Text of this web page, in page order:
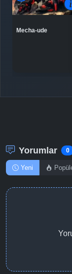
Mecha-ude
Yorumlar 0
Yeni